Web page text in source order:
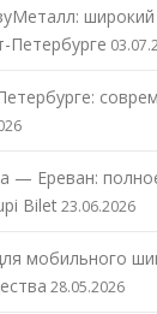
широкий
Петербурге
— Ереван:
Bilet23.06.2026
мобильного
28.05.2026